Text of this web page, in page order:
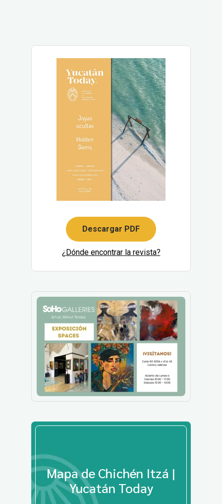
Descargar PDF
¿Dónde encontrar la revista?
Mapa de Chichén Itzá |
Yucatán Today